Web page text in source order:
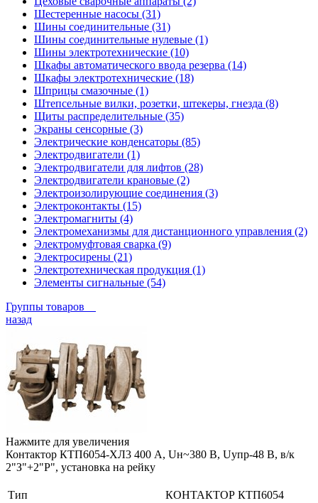
Шестеренные насосы (31)
Шины соединительные (31)
Шины соединительные нулевые (1)
Шины электротехнические (10)
Шкафы автоматического ввода резерва (14)
Шкафы электротехнические (18)
Шприцы смазочные (1)
Штепсельные вилки, розетки, штекеры, гнезда (8)
Щиты распределительные (35)
Экраны сенсорные (3)
Электрические конденсаторы (85)
Электродвигатели (1)
Электродвигатели для лифтов (28)
Электродвигатели крановые (2)
Электроизолирующие соединения (3)
Электроконтакты (15)
Электромагниты (4)
Электромеханизмы для дистанционного управления (2)
Электромуфтовая сварка (9)
Электросирены (21)
Электротехническая продукция (1)
Элементы сигнальные (54)
Группы товаров
назад
Нажмите для увеличения
Контактор КТП6054-ХЛ3 400 А, Uн~380 В, Uупр-48 В, в/к
2"З"+2"Р", установка на рейку
Тип КОНТАКТОР КТП6054